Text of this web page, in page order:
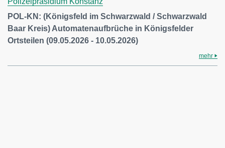
POL-KN: (Königsfeld im Schwarzwald / Schwarzwald
Baar Kreis) Automatenaufbrüche in Königsfelder
Ortsteilen (09.05.2026 - 10.05.2026)
mehr